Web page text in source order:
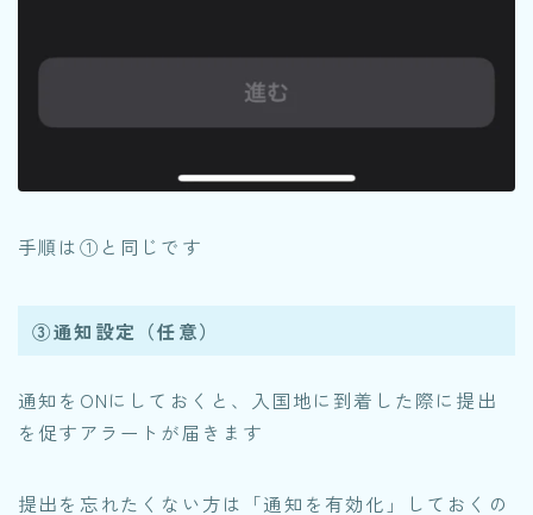
手順は①と同じです
③通知設定（任意）
通知をONにしておくと、入国地に到着した際に提出
を促すアラートが届きます
提出を忘れたくない方は「通知を有効化」しておくの